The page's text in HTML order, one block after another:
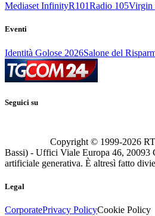
Mediaset InfinityR101Radio 105Virgin
Eventi
Identità Golose 2026Salone del
Seguici su
Copyright © 1999-2026
Bassi) - Uffici Viale Europa 46, 20093
artificiale generativa. È altresì fatto
Legal
CorporatePrivacy PolicyCookie Policy